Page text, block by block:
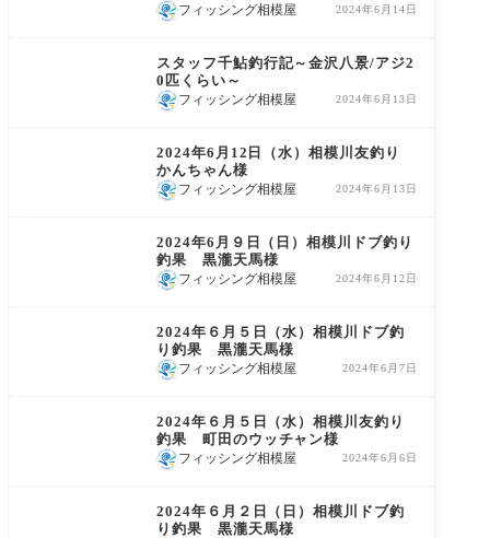
フィッシング相模屋 2024年6月14日
スタッフ千鮎釣行記～金沢八景/アジ2
0匹くらい～
フィッシング相模屋 2024年6月13日
2024年6月12日（水）相模川友釣り
かんちゃん様
フィッシング相模屋 2024年6月13日
2024年6月９日（日）相模川ドブ釣り
釣果 黒瀧天馬様
フィッシング相模屋 2024年6月12日
2024年６月５日（水）相模川ドブ釣
り釣果 黒瀧天馬様
フィッシング相模屋 2024年6月7日
2024年６月５日（水）相模川友釣り
釣果 町田のウッチャン様
フィッシング相模屋 2024年6月6日
2024年６月２日（日）相模川ドブ釣
り釣果 黒瀧天馬様